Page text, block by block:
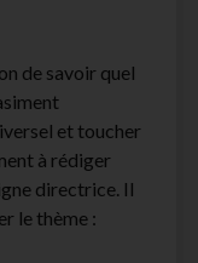
de savoir quel
et toucher
à rédiger
directrice. Il
le thème :